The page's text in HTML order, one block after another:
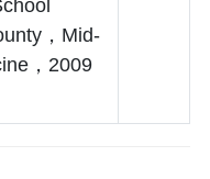
，Mid-
，2009